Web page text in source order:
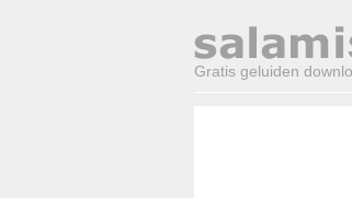
Gratis geluiden